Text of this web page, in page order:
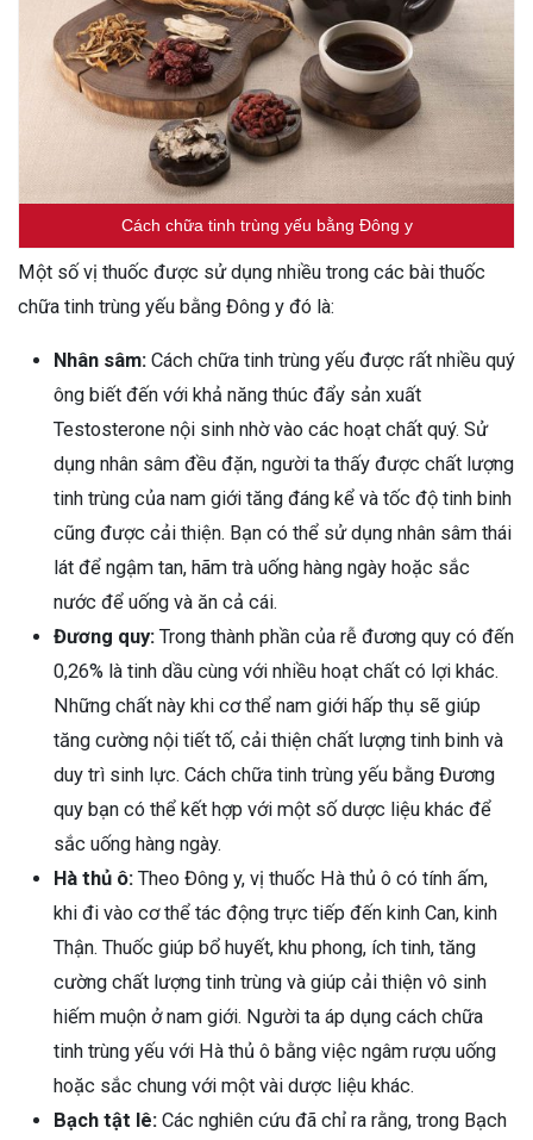
Cách chữa tinh trùng yếu bằng Đông y
Một số vị thuốc được sử dụng nhiều trong các bài thuốc
chữa tinh trùng yếu bằng Đông y đó là:
Nhân sâm: Cách chữa tinh trùng yếu được rất nhiều quý
ông biết đến với khả năng thúc đẩy sản xuất
Testosterone nội sinh nhờ vào các hoạt chất quý. Sử
dụng nhân sâm đều đặn, người ta thấy được chất lượng
tinh trùng của nam giới tăng đáng kể và tốc độ tinh binh
cũng được cải thiện. Bạn có thể sử dụng nhân sâm thái
lát để ngậm tan, hãm trà uống hàng ngày hoặc sắc
nước để uống và ăn cả cái.
Đương quy: Trong thành phần của rễ đương quy có đến
0,26% là tinh dầu cùng với nhiều hoạt chất có lợi khác.
Những chất này khi cơ thể nam giới hấp thụ sẽ giúp
tăng cường nội tiết tố, cải thiện chất lượng tinh binh và
duy trì sinh lực. Cách chữa tinh trùng yếu bằng Đương
quy bạn có thể kết hợp với một số dược liệu khác để
sắc uống hàng ngày.
Hà thủ ô: Theo Đông y, vị thuốc Hà thủ ô có tính ấm,
khi đi vào cơ thể tác động trực tiếp đến kinh Can, kinh
Thận. Thuốc giúp bổ huyết, khu phong, ích tinh, tăng
cường chất lượng tinh trùng và giúp cải thiện vô sinh
hiếm muộn ở nam giới. Người ta áp dụng cách chữa
tinh trùng yếu với Hà thủ ô bằng việc ngâm rượu uống
hoặc sắc chung với một vài dược liệu khác.
Bạch tật lê: Các nghiên cứu đã chỉ ra rằng, trong Bạch